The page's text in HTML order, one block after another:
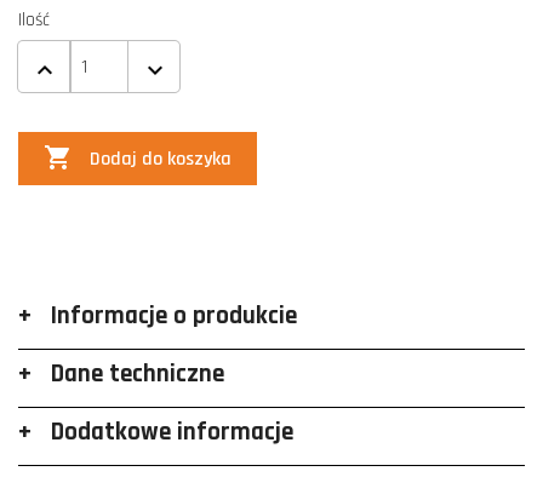
Ilość
 Dodaj do koszyka
Informacje o produkcie
Dane techniczne
Dodatkowe informacje